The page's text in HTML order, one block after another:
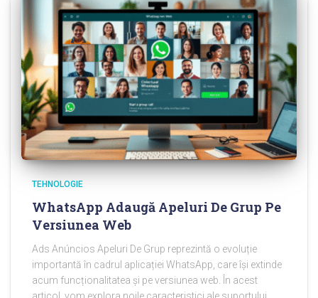
TEHNOLOGIE
WhatsApp Adaugă Apeluri De Grup Pe
Versiunea Web
Ads Anúncios Apeluri De Grup reprezintă o evoluție
importantă în cadrul aplicației WhatsApp, care își extinde
acum funcționalitatea și pe versiunea web. În acest
articol, vom explora noile caracteristici ale suportului